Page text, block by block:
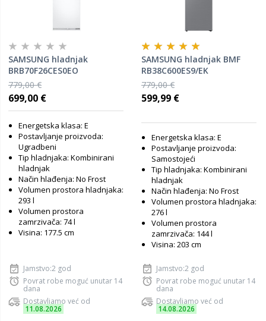
SAMSUNG hladnjak
BRB70F26CES0EO
779,00 €
699,00 €
Energetska klasa: E
Postavljanje proizvoda:
Ugradbeni
Tip hladnjaka: Kombinirani
hladnjak
Način hlađenja: No Frost
Volumen prostora hladnjaka:
293 l
Volumen prostora
zamrzivača: 74 l
Visina: 177.5 cm
Jamstvo:2 god
Povrat robe moguć unutar 14
dana
Dostavljamo već od
11.08.2026
SAMSUNG hladnjak BMF
RB38C600ES9/EK
779,00 €
599,99 €
Energetska klasa: E
Postavljanje proizvoda:
Samostojeći
Tip hladnjaka: Kombinirani
hladnjak
Način hlađenja: No Frost
Volumen prostora hladnjaka:
276 l
Volumen prostora
zamrzivača: 144 l
Visina: 203 cm
Jamstvo:2 god
Povrat robe moguć unutar 14
dana
Dostavljamo već od
14.08.2026